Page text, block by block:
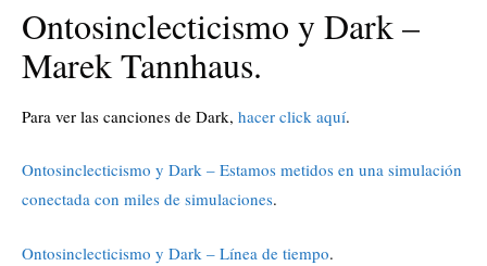
Ontosinclecticismo y Dark –
Marek Tannhaus.
Para ver las canciones de Dark, hacer click aquí.
Ontosinclecticismo y Dark – Estamos metidos en una simulación
conectada con miles de simulaciones.
Ontosinclecticismo y Dark – Línea de tiempo.